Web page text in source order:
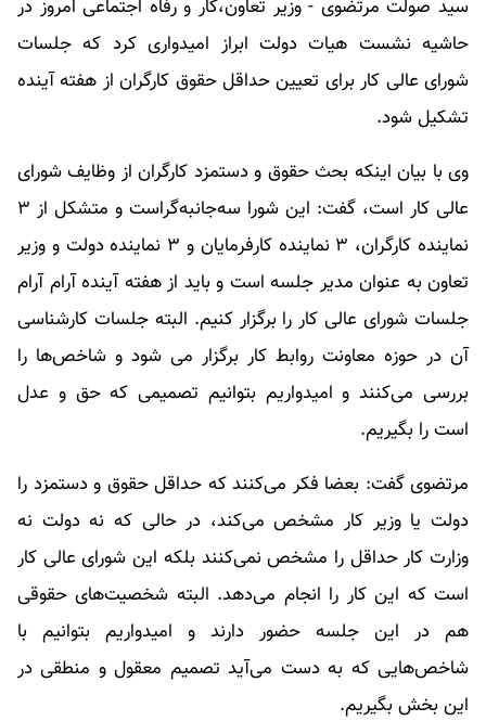
سید صولت مرتضوی - وزیر تعاون،کار و رفاه اجتماعی امروز در
حاشیه نشست هیات دولت ابراز امیدواری کرد که جلسات
شورای عالی کار برای تعیین حداقل حقوق کارگران از هفته آینده
تشکیل شود.
وی با بیان اینکه بحث حقوق و دستمزد کارگران از وظایف شورای
عالی کار است، گفت: این شورا سه‌جانبه‌گراست و متشکل از ۳
نماینده کارگران، ۳ نماینده کارفرمایان و ۳ نماینده دولت و وزیر
تعاون به عنوان مدیر جلسه است و باید از هفته آینده آرام آرام
جلسات شورای عالی کار را برگزار کنیم. البته جلسات کارشناسی
آن در حوزه معاونت روابط کار برگزار می شود و شاخص‌ها را
بررسی می‌کنند و امیدواریم بتوانیم تصمیمی که حق و عدل
است را بگیریم.
مرتضوی گفت: بعضا فکر می‌کنند که حداقل حقوق و دستمزد را
دولت یا وزیر کار مشخص می‌کند، در حالی که نه دولت نه
وزارت کار حداقل را مشخص نمی‌کنند بلکه این شورای عالی کار
است که این کار را انجام می‌دهد. البته شخصیت‌های حقوقی
هم در این جلسه حضور دارند و امیدواریم بتوانیم با
شاخص‌هایی که به دست می‌آید تصمیم معقول و منطقی در
این بخش بگیریم.